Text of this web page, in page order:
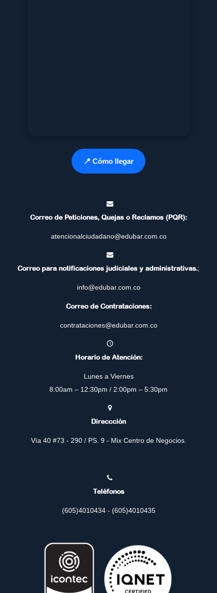
📍 Cómo llegar
Correo de Peticiones, Quejas o Reclamos (PQR):
atencionalciudadano@edubar.com.co
Correo para notificaciones judiciales y administrativas.;
info@edubar.com.co
Correo de Contrataciones:
contrataciones@edubar.com.co
Horario de Atención:
Lunes a Viernes
8:00am – 12:30pm / 2:00pm – 5:30pm
Direccción
Vía 40 #73 - 290 / PS. 9 - Mix Centro de Negocios.
Teléfonos
(605)4010434 - (605)4010435